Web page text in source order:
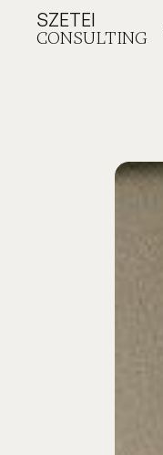
SZETEI
CONSULTING